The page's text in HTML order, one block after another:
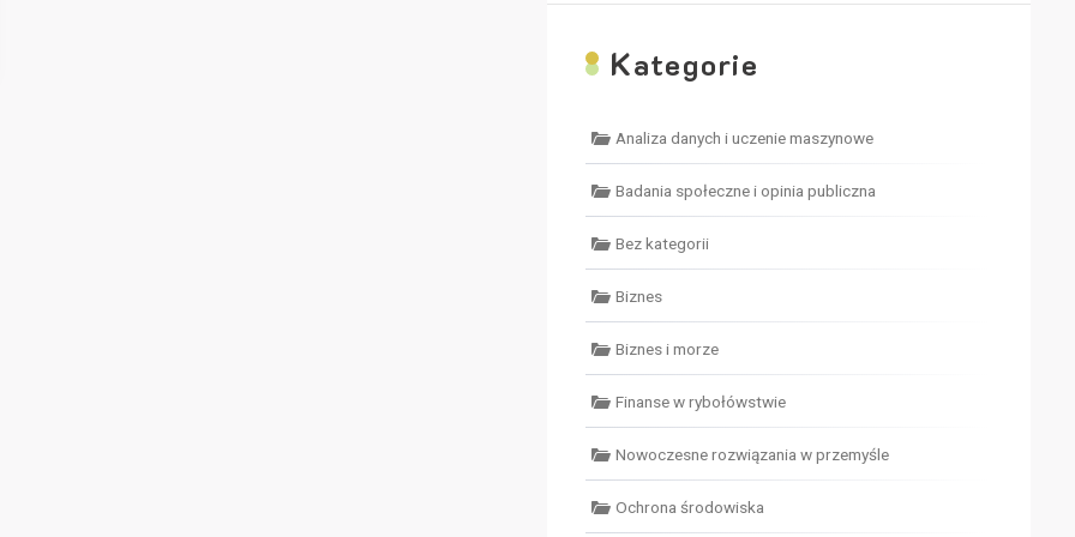
Kategorie
Analiza danych i uczenie maszynowe
Badania społeczne i opinia publiczna
Bez kategorii
Biznes
Biznes i morze
Finanse w rybołówstwie
Nowoczesne rozwiązania w przemyśle
Ochrona środowiska